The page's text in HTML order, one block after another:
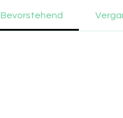
Bevorstehend